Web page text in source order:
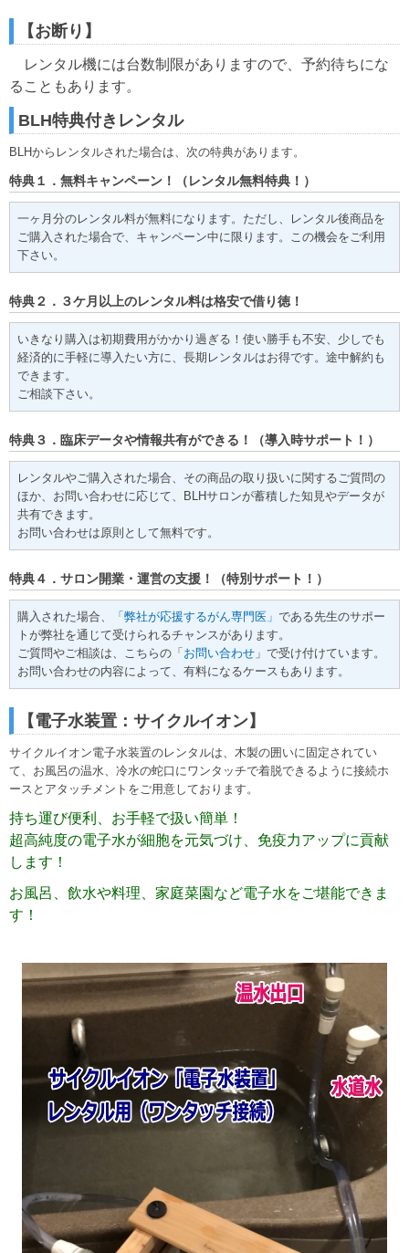
【お断り】
レンタル機には台数制限がありますので、予約待ちにな
ることもあります。
BLH特典付きレンタル
BLHからレンタルされた場合は、次の特典があります。
特典１．無料キャンペーン！（レンタル無料特典！）
一ヶ月分のレンタル料が無料になります。ただし、レンタル後商品を
ご購入された場合で、キャンペーン中に限ります。この機会をご利用
下さい。
特典２．３ケ月以上のレンタル料は格安で借り徳！
いきなり購入は初期費用がかかり過ぎる！使い勝手も不安、少しでも
経済的に手軽に導入たい方に、長期レンタルはお得です。途中解約も
できます。
ご相談下さい。
特典３．臨床データや情報共有ができる！（導入時サポート！）
レンタルやご購入された場合、その商品の取り扱いに関するご質問の
ほか、お問い合わせに応じて、BLHサロンが蓄積した知見やデータが
共有できます。
お問い合わせは原則として無料です。
特典４．サロン開業・運営の支援！（特別サポート！）
購入された場合、 「弊社が応援するがん専門医」 である先生のサポー
トが弊社を通じて受けられるチャンスがあります。
ご質問やご相談は、こちらの「 お問い合わせ 」で受け付けています。
お問い合わせの内容によって、有料になるケースもあります。
【電子水装置：サイクルイオン】
サイクルイオン電子水装置のレンタルは、木製の囲いに固定されてい
て、お風呂の温水、冷水の蛇口にワンタッチで着脱できるように接続ホ
ースとアタッチメントをご用意しております。
持ち運び便利、お手軽で扱い簡単！
超高純度の電子水が細胞を元気づけ、 免疫力アップに貢献
します ！
お風呂、飲水や料理、家庭菜園など電子水をご堪能できま
す！